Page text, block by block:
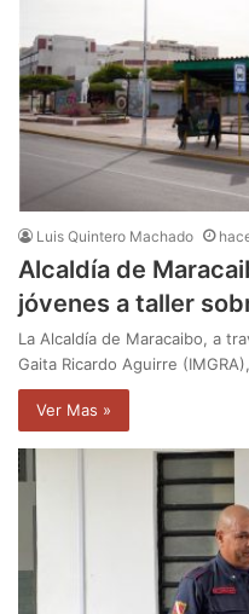
Luis Quintero Machado
Alcaldía de
jóvenes a taller
La Alcaldía de Maracaibo, a
Gaita Ricardo Aguirre
Ver Mas »